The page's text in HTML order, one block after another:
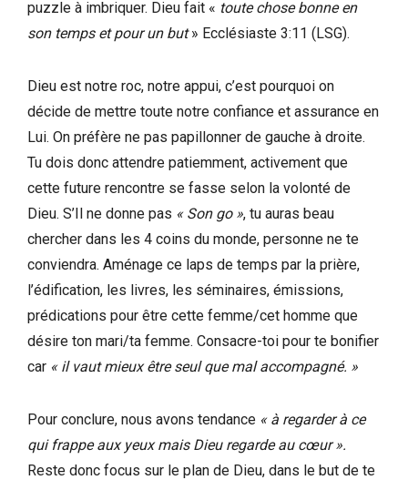
puzzle à imbriquer. Dieu fait « toute chose bonne en
son temps et pour un but» Ecclésiaste 3:11 (LSG).
Dieu est notre roc, notre appui, c’est pourquoi on
décide de mettre toute notre confiance et assurance en
Lui. On préfère ne pas papillonner de gauche à droite.
Tu dois donc attendre patiemment, activement que
cette future rencontre se fasse selon la volonté de
Dieu. S’Il ne donne pas « Son go », tu auras beau
chercher dans les 4 coins du monde, personne ne te
conviendra. Aménage ce laps de temps par la prière,
l’édification, les livres, les séminaires, émissions,
prédications pour être cette femme/cet homme que
désire ton mari/ta femme. Consacre-toi pour te bonifier
car « il vaut mieux être seul que mal accompagné. »
Pour conclure, nous avons tendance « à regarder à ce
qui frappe aux yeux mais Dieu regarde au cœur ».
Reste donc focus sur le plan de Dieu, dans le but de te